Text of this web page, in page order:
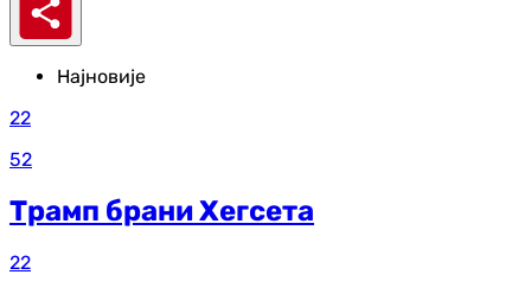
Најновије
22
52
Трамп брани Хегсета
22